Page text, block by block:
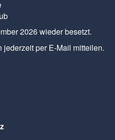
2026 wieder besetzt.
per E-Mail mitteilen.